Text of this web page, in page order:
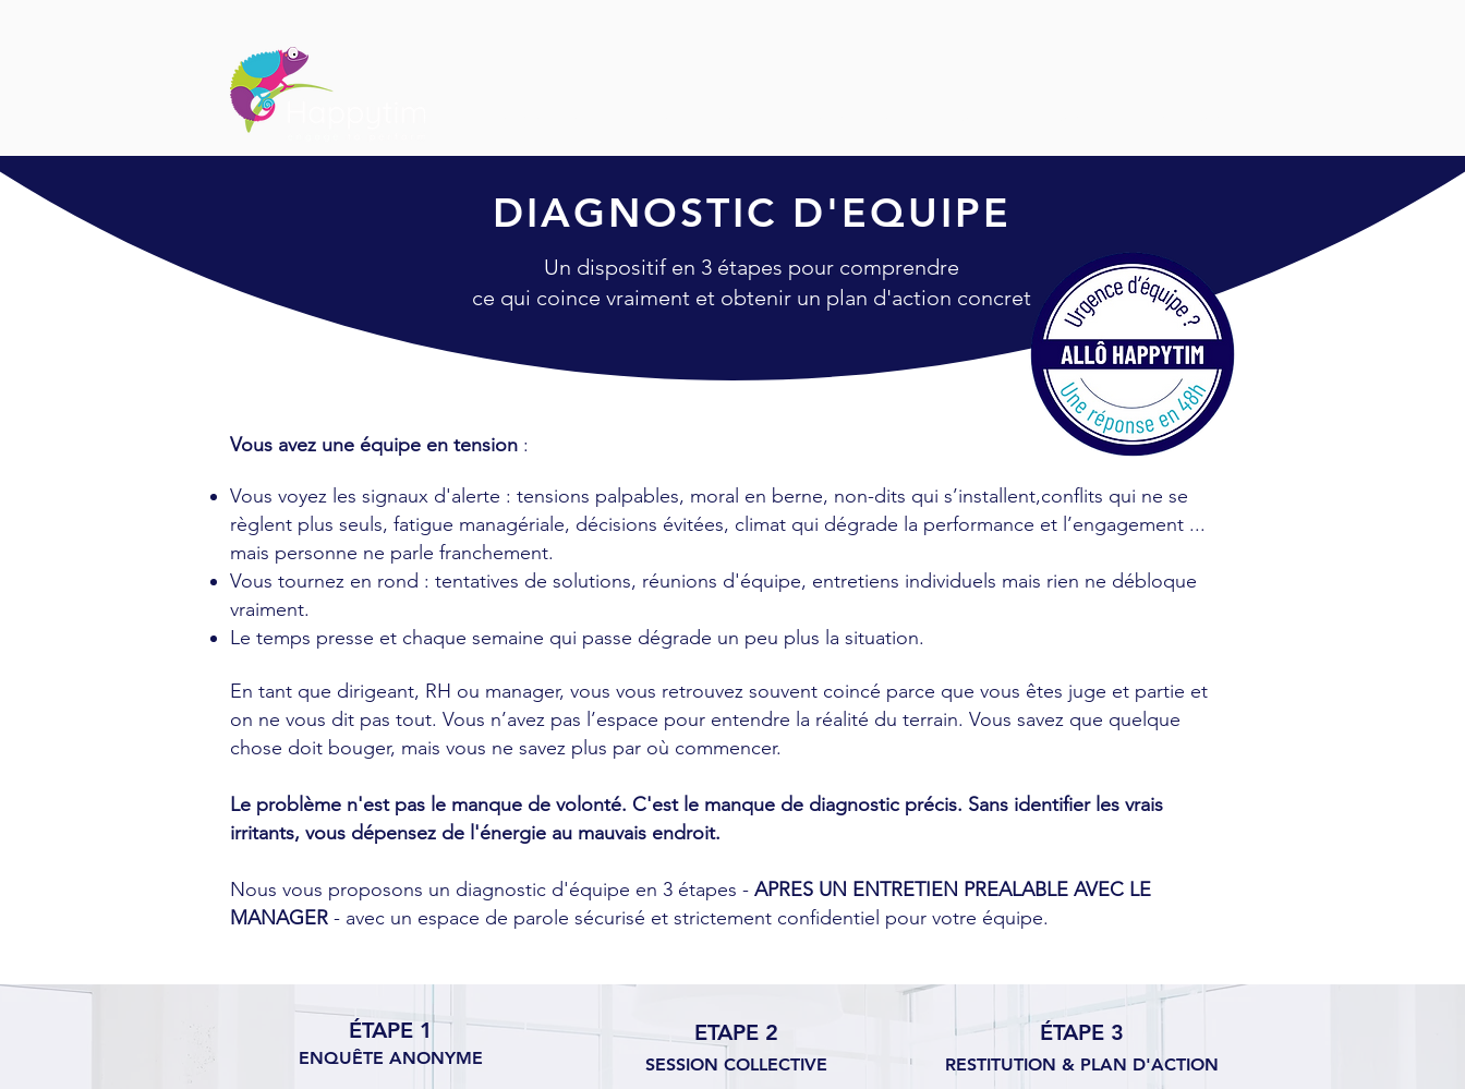
Un dispositif en 3 étapes pour comprendre
ce qui coince vraiment et obtenir un plan d'action concret
DIAGNOSTIC D'EQUIPE
Vous avez une équipe en tension :
Vous voyez les signaux d'alerte : tensions palpables, moral en berne, non-dits qui s’installent,conflits qui ne se
règlent plus seuls, fatigue managériale, décisions évitées, climat qui dégrade la performance et l’engagement ...
mais personne ne parle franchement.
Vous tournez en rond : tentatives de solutions, réunions d'équipe, entretiens individuels mais rien ne débloque
vraiment.
Le temps presse et chaque semaine qui passe dégrade un peu plus la situation.
En tant que dirigeant, RH ou manager, vous vous retrouvez souvent coincé parce que vous êtes juge et partie et
on ne vous dit pas tout. Vous n’avez pas l’espace pour entendre la réalité du terrain. Vous savez que quelque
chose doit bouger, mais vous ne savez plus par où commencer.
Le problème n'est pas le manque de volonté. C'est le manque de diagnostic précis. Sans identifier les vrais
irritants, vous dépensez de l'énergie au mauvais endroit.
Nous vous proposons un diagnostic d'équipe en 3 étapes - APRES UN ENTRETIEN PREALABLE AVEC LE
MANAGER - avec un espace de parole sécurisé et strictement confidentiel pour votre équipe.
ÉTAPE 1
ENQUÊTE ANONYME
ETAPE 2
SESSION COLLECTIVE
ÉTAPE 3
RESTITUTION & PLAN D'ACTION